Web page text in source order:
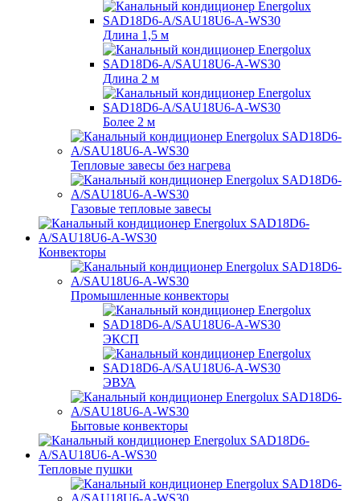
Длина 1,5 м
Длина 2 м
Более 2 м
Тепловые завесы без нагрева
Газовые тепловые завесы
Конвекторы
Промышленные конвекторы
ЭКСП
ЭВУА
Бытовые конвекторы
Тепловые пушки